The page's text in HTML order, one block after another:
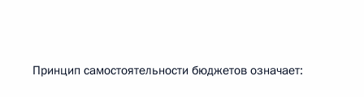
Принцип самостоятельности бюджетов означает: